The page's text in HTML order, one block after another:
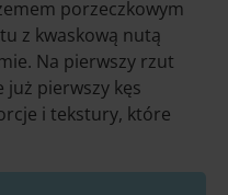
porzeczkowym
z kwaskową nutą
Na pierwszy rzut
pierwszy kęs
i tekstury, które